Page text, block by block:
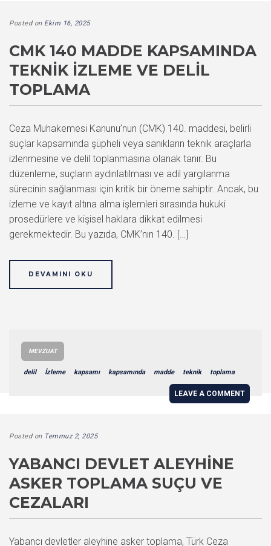
Posted on Ekim 16, 2025
CMK 140 MADDE KAPSAMINDA
TEKNIK İZLEME VE DELIL
TOPLAMA
Ceza Muhakemesi Kanunu’nun (CMK) 140. maddesi, belirli
suçlar kapsamında şüpheli veya sanıkların teknik araçlarla
izlenmesine ve delil toplanmasına olanak tanır. Bu
düzenleme, suçların aydınlatılması ve adil yargılanma
sürecinin sağlanması için kritik bir öneme sahiptir. Ancak, bu
izleme ve kayıt altına alma işlemleri sırasında hukuki
prosedürlere ve kişisel haklara dikkat edilmesi
gerekmektedir. Bu yazıda, CMK’nın 140. […]
DEVAMINI OKU
MEVZUAT
delil İzleme kapsamı kapsamında madde teknik toplama
LEAVE A COMMENT
Posted on Temmuz 2, 2025
YABANCI DEVLET ALEYHINE
ASKER TOPLAMA SUÇU VE
CEZALARI
Yabancı devletler aleyhine asker toplama, Türk Ceza